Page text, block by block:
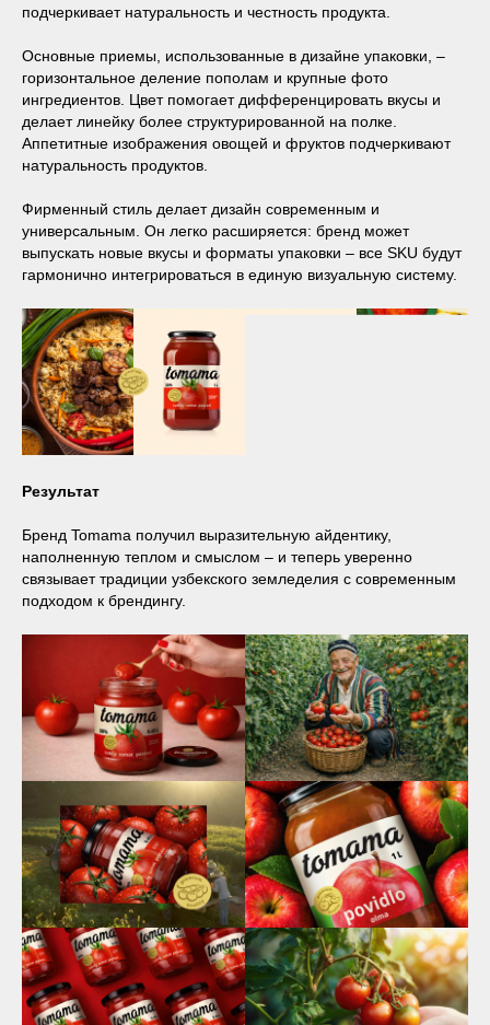
подчеркивает натуральность и честность продукта.
Основные приемы, использованные в дизайне упаковки, –
горизонтальное деление пополам и крупные фото
ингредиентов. Цвет помогает дифференцировать вкусы и
делает линейку более структурированной на полке.
Аппетитные изображения овощей и фруктов подчеркивают
натуральность продуктов.
Фирменный стиль делает дизайн современным и
универсальным. Он легко расширяется: бренд может
выпускать новые вкусы и форматы упаковки – все SKU будут
гармонично интегрироваться в единую визуальную систему.
Результат
Бренд Tomama получил выразительную айдентику,
наполненную теплом и смыслом – и теперь уверенно
связывает традиции узбекского земледелия с современным
подходом к брендингу.